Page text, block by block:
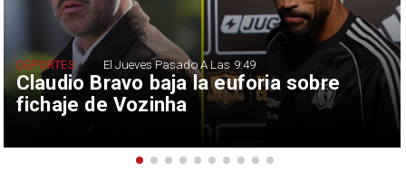
Claudio Bravo baja la euforia sobre
fichaje de Vozinha
DEPORTES El Jueves Pasado A Las 9:49